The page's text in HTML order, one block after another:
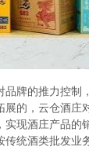
牌的推力控
的，云仓酒
现酒庄产品
统酒类批发